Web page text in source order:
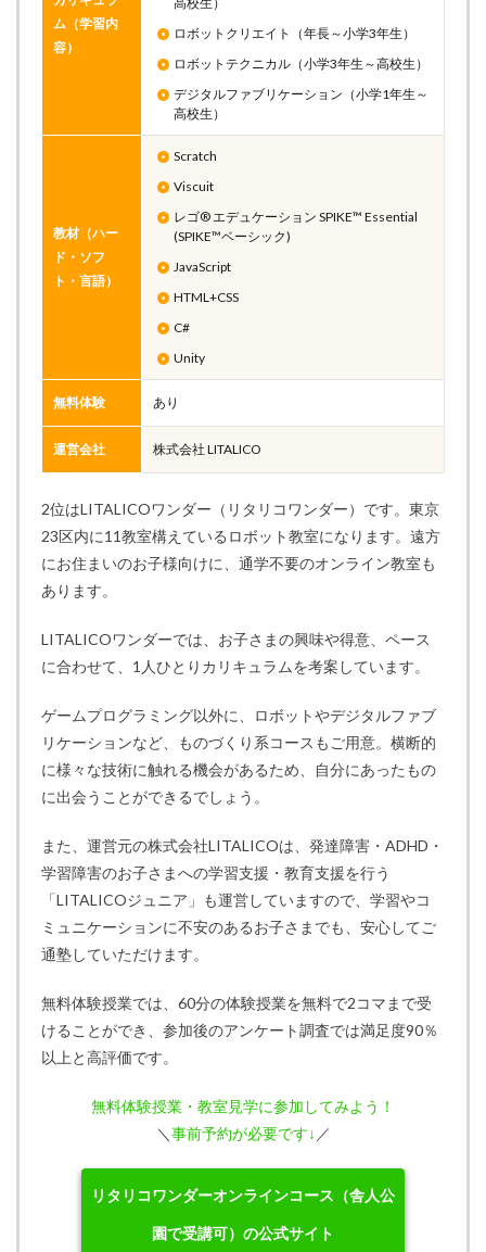
ム（学習内
容）
ロボットクリエイト（年長～小学3年生）
ロボットテクニカル（小学3年生～高校生）
デジタルファブリケーション（小学1年生～
高校生）
教材（ハー
ド・ソフ
ト・言語）
Scratch
Viscuit
レゴ® エデュケーション SPIKE™ Essential
(SPIKE™ベーシック)
JavaScript
HTML+CSS
C#
Unity
無料体験 あり
運営会社 株式会社 LITALICO
2位はLITALICOワンダー（リタリコワンダー）です。東京
23区内に11教室構えているロボット教室になります。遠方
にお住まいのお子様向けに、通学不要のオンライン教室も
あります。
LITALICOワンダーでは、お子さまの興味や得意、ペース
に合わせて、1人ひとりカリキュラムを考案しています。
ゲームプログラミング以外に、ロボットやデジタルファブ
リケーションなど、ものづくり系コースもご用意。横断的
に様々な技術に触れる機会があるため、自分にあったもの
に出会うことができるでしょう。
また、運営元の株式会社LITALICOは、発達障害・ADHD・
学習障害のお子さまへの学習支援・教育支援を行う
「LITALICOジュニア」も運営していますので、学習やコ
ミュニケーションに不安のあるお子さまでも、安心してご
通塾していただけます。
無料体験授業では、60分の体験授業を無料で2コマまで受
けることができ、参加後のアンケート調査では満足度90％
以上と高評価です。
無料体験授業・教室見学に参加してみよう！
＼ 事前予約が必要です↓ ／
リタリコワンダーオンラインコース（舎人公
園で受講可）の公式サイト